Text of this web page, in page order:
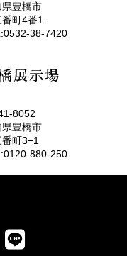
豊橋)
県豊橋市
町4番1
38-7420
展示場
8052
県豊橋市
町3−1
880-250